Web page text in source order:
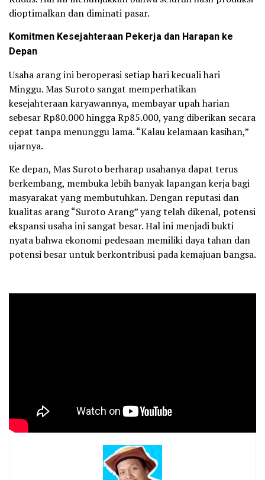
dioptimalkan dan diminati pasar.
Komitmen Kesejahteraan Pekerja dan Harapan ke
Depan
Usaha arang ini beroperasi setiap hari kecuali hari
Minggu. Mas Suroto sangat memperhatikan
kesejahteraan karyawannya, membayar upah harian
sebesar Rp80.000 hingga Rp85.000, yang diberikan secara
cepat tanpa menunggu lama. “Kalau kelamaan kasihan,”
ujarnya.
Ke depan, Mas Suroto berharap usahanya dapat terus
berkembang, membuka lebih banyak lapangan kerja bagi
masyarakat yang membutuhkan. Dengan reputasi dan
kualitas arang “Suroto Arang” yang telah dikenal, potensi
ekspansi usaha ini sangat besar. Hal ini menjadi bukti
nyata bahwa ekonomi pedesaan memiliki daya tahan dan
potensi besar untuk berkontribusi pada kemajuan bangsa.